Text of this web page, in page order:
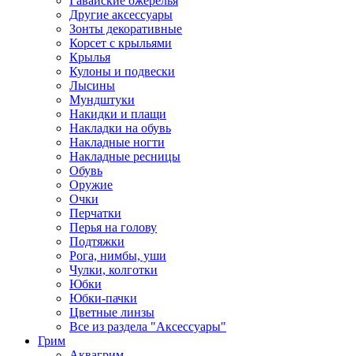
Другие аксессуары
Зонты декоративные
Корсет с крыльями
Крылья
Кулоны и подвески
Лысины
Мундштуки
Накидки и плащи
Накладки на обувь
Накладные ногти
Накладные ресницы
Обувь
Оружие
Очки
Перчатки
Перья на голову
Подтяжки
Рога, нимбы, уши
Чулки, колготки
Юбки
Юбки-пачки
Цветные линзы
Все из раздела "Аксессуары"
Грим